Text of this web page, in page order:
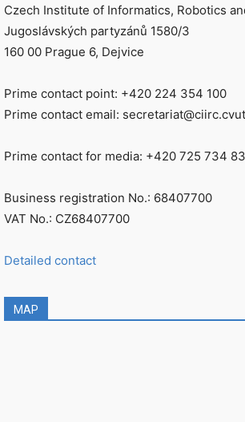
Czech Institute of Informatics, Robotics
Jugoslávských partyzánů 1580/3
160 00 Prague 6, Dejvice
Prime contact point: +420 224 354 100
Prime contact email:
Prime contact for media: +420 725 734
Business registration No.: 68407700
VAT No.: CZ68407700
Detailed contact
MAP